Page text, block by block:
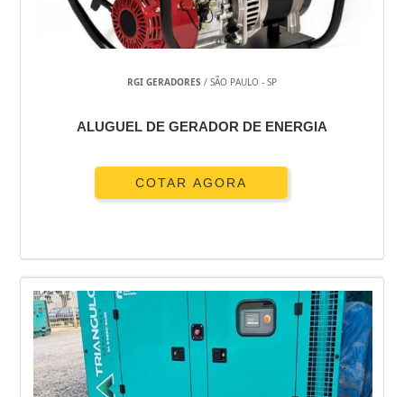
RGI GERADORES / SÃO PAULO - SP
ALUGUEL DE GERADOR DE ENERGIA
COTAR AGORA